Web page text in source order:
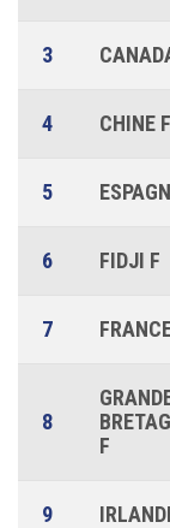
3
4 CHINE F
5
6 FIDJI F
7
8
F
9